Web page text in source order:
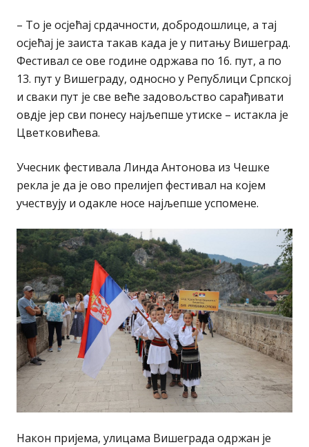
– То је осјећај срдачности, добродошлице, а тај
осјећај је заиста такав када је у питању Вишеград.
Фестивал се ове године одржава по 16. пут, а по
13. пут у Вишеграду, односно у Републици Српској
и сваки пут је све веће задовољство сарађивати
овдје јер сви понесу најљепше утиске – истакла је
Цветковићева.
Учесник фестивала Линда Антонова из Чешке
рекла је да је ово прелијеп фестивал на којем
учествују и одакле носе најљепше успомене.
Након пријема, улицама Вишеграда одржан је